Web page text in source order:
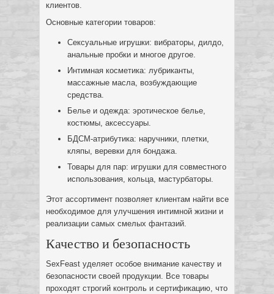
клиентов.
Основные категории товаров:
Сексуальные игрушки: вибраторы, дилдо,
анальные пробки и многое другое.
Интимная косметика: лубриканты,
массажные масла, возбуждающие
средства.
Белье и одежда: эротическое белье,
костюмы, аксессуары.
БДСМ-атрибутика: наручники, плетки,
кляпы, веревки для бондажа.
Товары для пар: игрушки для совместного
использования, кольца, мастурбаторы.
Этот ассортимент позволяет клиентам найти все
необходимое для улучшения интимной жизни и
реализации самых смелых фантазий.
Качество и безопасность
SexFeast уделяет особое внимание качеству и
безопасности своей продукции. Все товары
проходят строгий контроль и сертификацию, что